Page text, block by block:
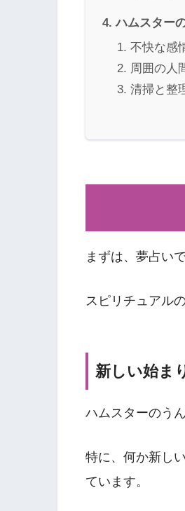
ハムスター
不快な感
周囲の人
清掃と整
まずは、夢占い
スピリチュアル
新しい始ま
ハムスターのう
特に、何か新し
ています。